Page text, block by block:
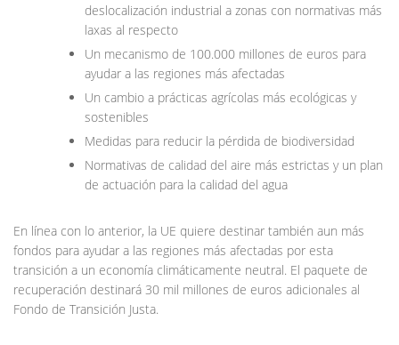
deslocalización industrial a zonas con normativas más
laxas al respecto
Un mecanismo de 100.000 millones de euros para
ayudar a las regiones más afectadas
Un cambio a prácticas agrícolas más ecológicas y
sostenibles
Medidas para reducir la pérdida de biodiversidad
Normativas de calidad del aire más estrictas y un plan
de actuación para la calidad del agua
En línea con lo anterior, la UE quiere destinar también aun más
fondos para ayudar a las regiones más afectadas por esta
transición a un economía climáticamente neutral. El paquete de
recuperación destinará 30 mil millones de euros adicionales al
Fondo de Transición Justa.